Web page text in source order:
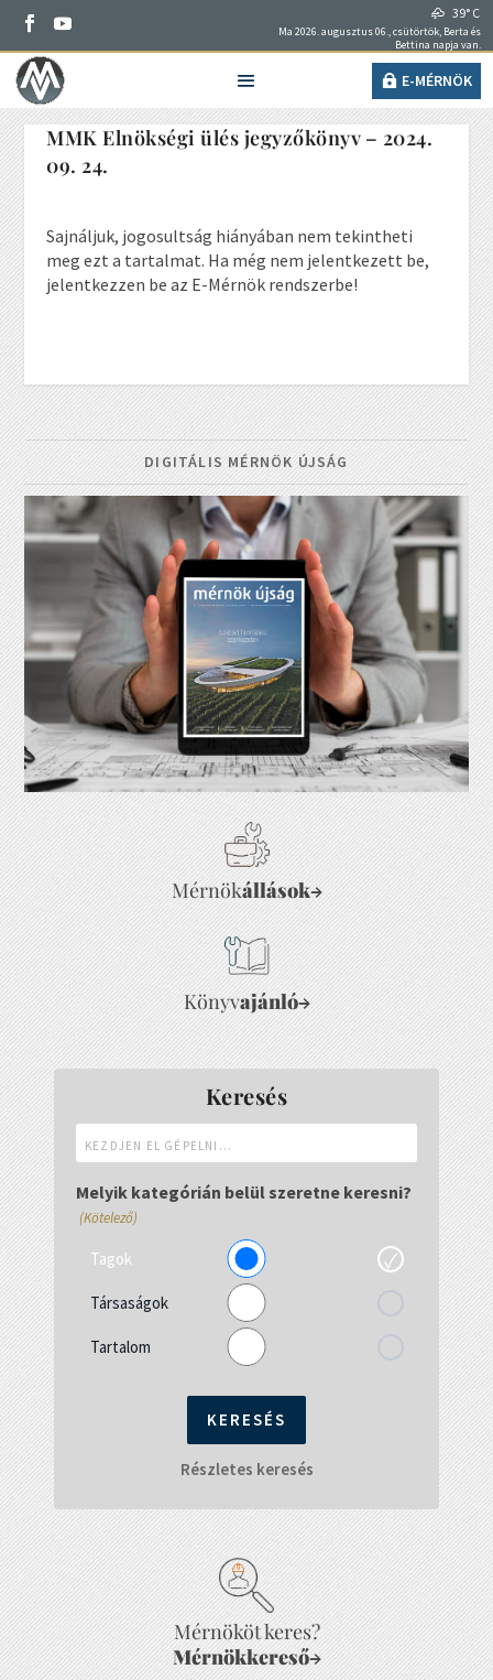
39° C
Ma 2026. augusztus 06., csütörtök, Berta és
Bettina napja van.
E-MÉRNÖK
MMK Elnökségi ülés jegyzőkönyv – 2024.
09. 24.
Sajnáljuk, jogosultság hiányában nem tekintheti
meg ezt a tartalmat. Ha még nem jelentkezett be,
jelentkezzen be az E-Mérnök rendszerbe!
DIGITÁLIS MÉRNÖK ÚJSÁG
Mérnökállások→
Könyvajánló→
Keresés
el
gépelni...
Melyik kategórián belül szeretne keresni?
(Kötelező)
Tagok
Társaságok
Tartalom
Részletes keresés
Mérnököt keres?
Mérnökkereső→